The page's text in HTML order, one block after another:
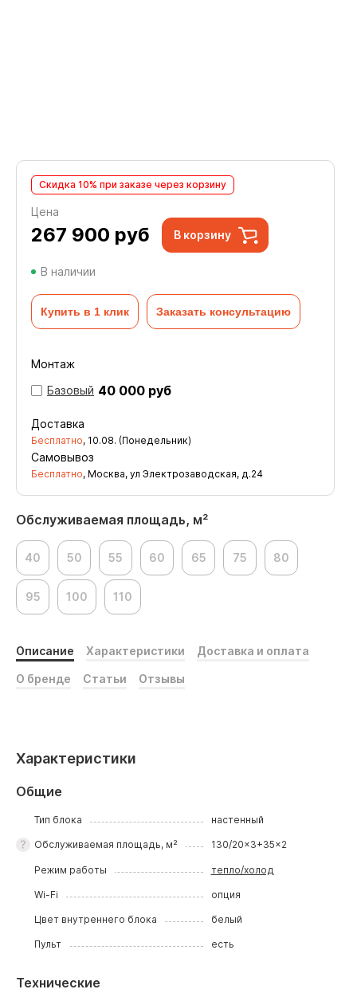
Обслуживаемая площадь, м²
40 50 55 60 65 75 80
95 100 110
Скидка 10% при заказе через корзину
Цена
267 900 руб В корзину
В наличии
Купить в 1 клик Заказать консультацию
Монтаж
Базовый 40 000 руб
Доставка
Бесплатно, 10.08. (Понедельник)
Самовывоз
Бесплатно, Москва, ул Электрозаводская, д.24
Описание Характеристики Доставка и оплата
О бренде Статьи Отзывы
Характеристики
Общие
Тип блока настенный
Обслуживаемая площадь, м² 130/20x3+35x2
Режим работы тепло/холод
Wi-Fi опция
Цвет внутреннего блока белый
Пульт есть
Технические